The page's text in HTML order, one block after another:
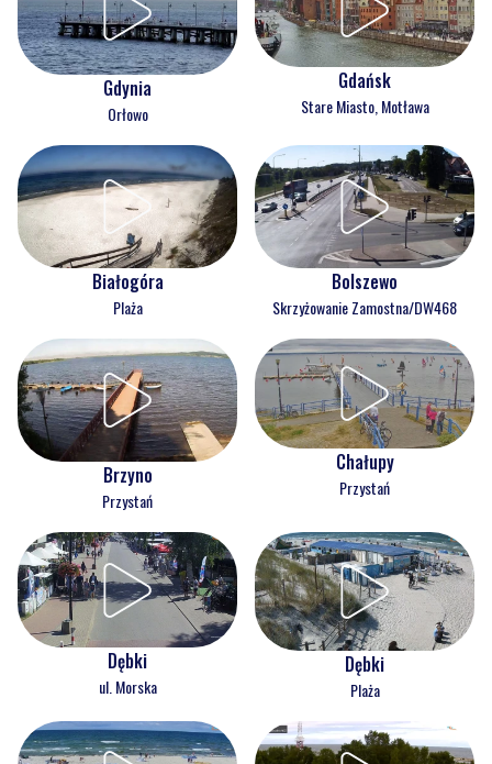
Gdynia
Orłowo
Gdańsk
Stare Miasto, Motława
Białogóra
Plaża
Bolszewo
Skrzyżowanie Zamostna/DW468
Brzyno
Przystań
Chałupy
Przystań
Dębki
ul. Morska
Dębki
Plaża